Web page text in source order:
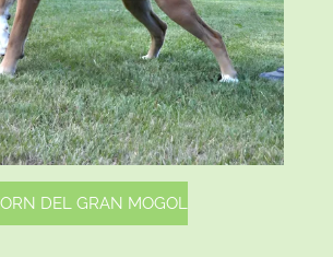
DEL GRAN MOGOL